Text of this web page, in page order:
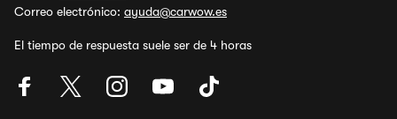
Correo electrónico: ayuda@carwow.es
El tiempo de respuesta suele ser de 4 horas